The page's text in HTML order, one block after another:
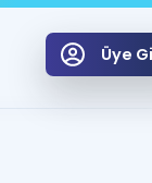
Üye